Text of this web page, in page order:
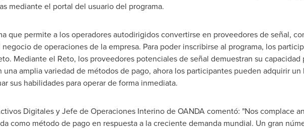
mediante el portal del usuario del programa.
que permite a los operadores autodirigidos convertirse en proveedores de señal,
de operaciones de la empresa. Para poder inscribirse al programa, los
Mediante el Reto, los proveedores potenciales de señal demuestran su capacidad
amplia variedad de métodos de pago, ahora los participantes pueden adquirir un
sus habilidades para operar de forma inmediata.
Digitales y Jefe de Operaciones Interino de OANDA comentó: "Nos complace
como método de pago en respuesta a la creciente demanda mundial. Un gran